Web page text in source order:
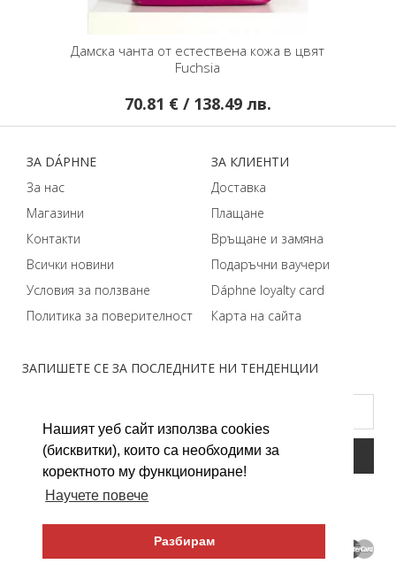
Нашият уеб сайт използва cookies
(бисквитки), които са необходими за
коректното му функциониране!
Научете повече
Разбирам
кожа в цвят Колан от естествена кожа - Emerald
18.89 € / 36.95 лв.
ЗАПИШЕТЕ СЕ ЗА ПОСЛЕДНИТЕ НИ ТЕНДЕНЦИИ
ЗA DÁPHNЕ
За нас
Магазини
Контакти
Всички новини
Условия за ползване
Политика за поверителност
ЗA КЛИЕНТИ
Доставка
Плащане
Връщане и замяна
Подаръчни ваучери
Dáphnе loyalty card
Карта на сайта